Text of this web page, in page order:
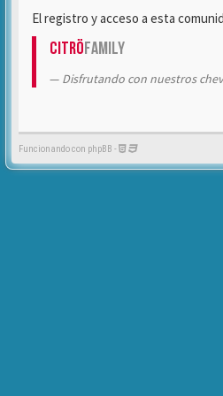
El registro y acceso a esta
CitröFamily
Disfrutando con nuestros
Funcionando con phpBB -